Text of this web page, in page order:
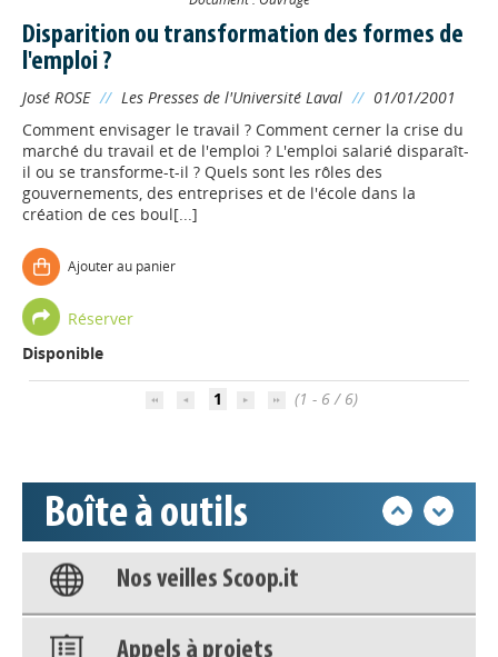
Disparition ou transformation des formes de
l'emploi ?
José ROSE // Les Presses de l'Université Laval // 01/01/2001
Comment envisager le travail ? Comment cerner la crise du
marché du travail et de l'emploi ? L'emploi salarié disparaît-
il ou se transforme-t-il ? Quels sont les rôles des
gouvernements, des entreprises et de l'école dans la
création de ces boul[...]
Ajouter au panier
Réserver
Disponible
1 (1 - 6 / 6)
Boîte à outils
Déposer une actu !
Accéder à son compte - (Se
déconnecter)
Base documentaire
Nos veilles Scoop.it
Appels à projets